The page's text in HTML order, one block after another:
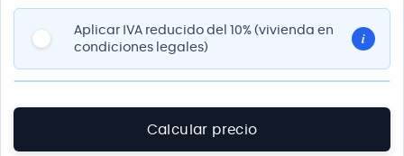
Aplicar IVA reducido del 10% (vivienda en
condiciones legales)
i
artículo 91.1.7º de la Ley 37/1992 del Impuesto
Calcular precio